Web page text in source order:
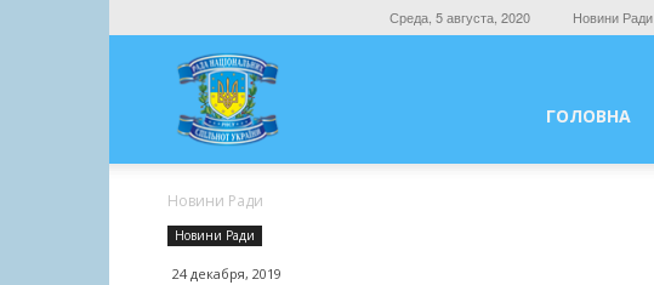
Среда, 5 августа, 2020 Новини Ради
ГОЛОВНА
Новини Ради
Новини Ради
24 декабря, 2019